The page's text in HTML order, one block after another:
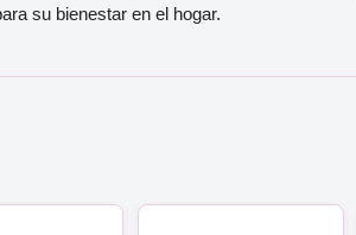
su bienestar en el hogar.